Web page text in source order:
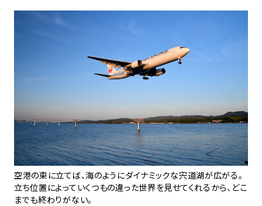
空港の東に立てば、海のようにダイナミックな宍道湖が広がる。
立ち位置によっていくつもの違った世界を見せてくれるから、どこ
までも終わりがない。